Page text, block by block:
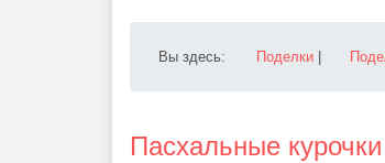
Вы здесь: Поделки
Пасхальные